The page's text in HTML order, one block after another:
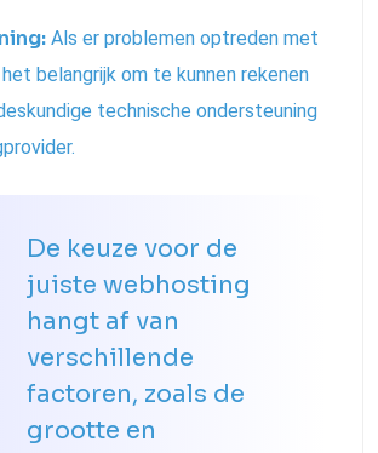
Als er problemen optreden met
belangrijk om te kunnen rekenen
technische ondersteuning
De keuze voor de
juiste webhosting
hangt af van
verschillende
factoren, zoals de
grootte en